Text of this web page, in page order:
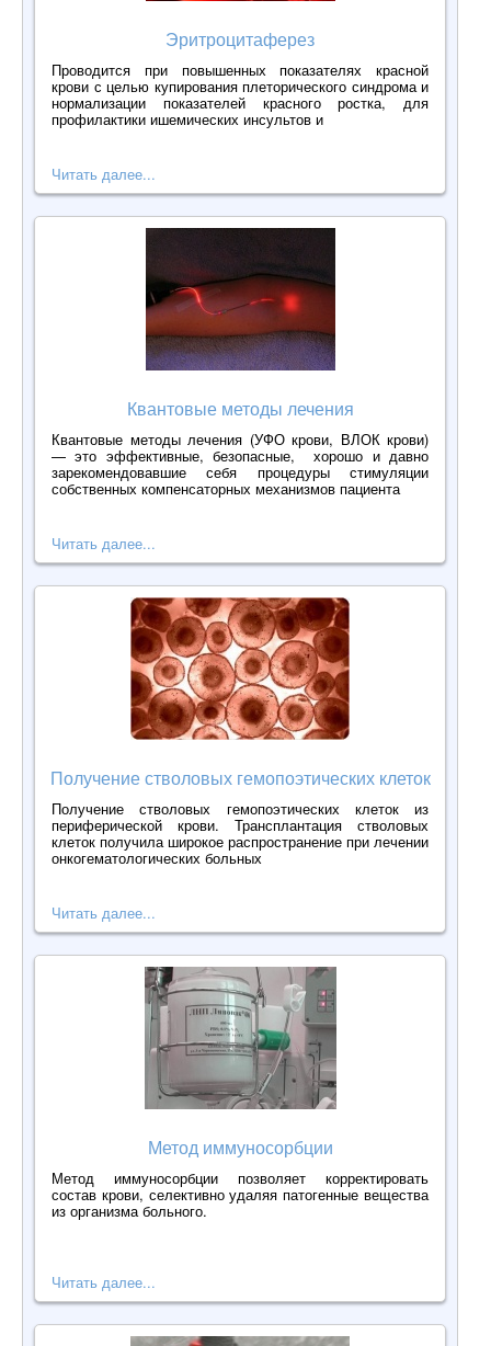
Эритроцитаферез
Проводится при повышенных показателях красной
крови с целью купирования плеторического синдрома и
нормализации показателей красного ростка, для
профилактики ишемических инсультов и
Читать далее...
Квантовые методы лечения
Квантовые методы лечения (УФО крови, ВЛОК крови)
— это эффективные, безопасные, хорошо и давно
зарекомендовавшие себя процедуры стимуляции
собственных компенсаторных механизмов пациента
Читать далее...
Получение стволовых гемопоэтических клеток
Получение стволовых гемопоэтических клеток из
периферической крови. Трансплантация стволовых
клеток получила широкое распространение при лечении
онкогематологических больных
Читать далее...
Метод иммуносорбции
Метод иммуносорбции позволяет корректировать
состав крови, селективно удаляя патогенные вещества
из организма больного.
Читать далее...